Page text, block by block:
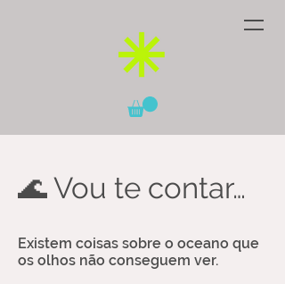
🌊 Vou te contar…
Existem coisas sobre o oceano que
os olhos não conseguem ver.